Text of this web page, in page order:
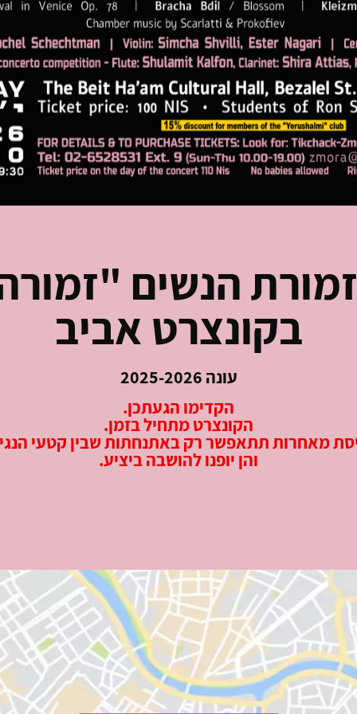
הנשים
בקונצרט אביב
עונה 2025-2026
הקדימו הגעתכן.
הקונצרט מתחיל בזמן.
מאחרות תתאפשר רק באתנחתות שבין קטעי
והן יופנו להושבה ביציע.